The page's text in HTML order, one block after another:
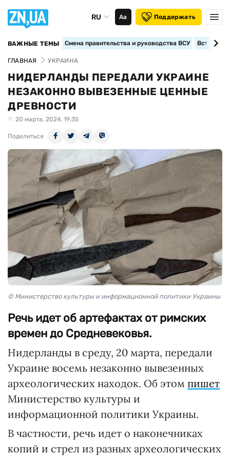
RU Аа Поддержать
ВАЖНЫЕ ТЕМЫ Смена правительства и руководства ВСУ
ГЛАВНАЯ УКРАИНА
НИДЕРЛАНДЫ ПЕРЕДАЛИ УКРАИНЕ
НЕЗАКОННО ВЫВЕЗЕННЫЕ ЦЕННЫЕ
ДРЕВНОСТИ
20 марта, 2024, 19:35
Поделиться
© Министерство культуры и информационной политики Украины
Речь идет об артефактах от римских
времен до Средневековья.
Нидерланды в среду, 20 марта, передали
Украине восемь незаконно вывезенных
археологических находок. Об этом пишет
Министерство культуры и
информационной политики Украины.
В частности, речь идет о наконечниках
копий и стрел из разных археологических